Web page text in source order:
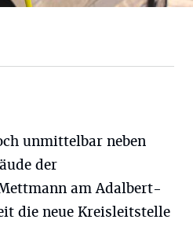
unmittelbar neben
der
am Adalbert-
die neue Kreisleitstelle